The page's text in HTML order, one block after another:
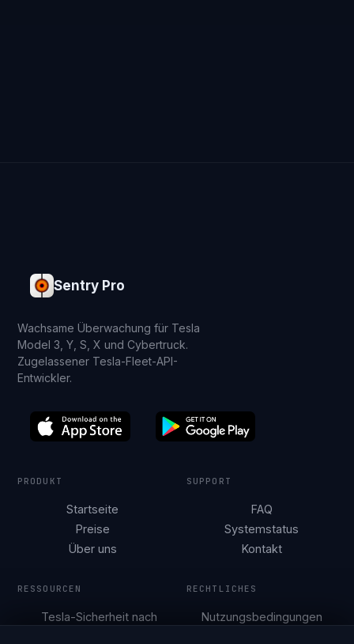
Sentry Pro
Wachsame Überwachung für Tesla
Model 3, Y, S, X und Cybertruck.
Zugelassener Tesla-Fleet-API-
Entwickler.
PRODUKT
Startseite
Preise
Über uns
SUPPORT
FAQ
Systemstatus
Kontakt
RESSOURCEN
Tesla-Sicherheit nach
RECHTLICHES
Nutzungsbedingungen